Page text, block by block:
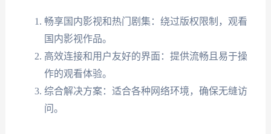
畅享国内影视和热门剧集：绕过版权限制，观看
国内影视作品。
高效连接和用户友好的界面：提供流畅且易于操
作的观看体验。
综合解决方案：适合各种网络环境，确保无缝访
问。